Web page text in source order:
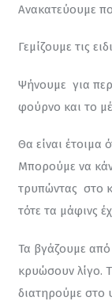
Ανακατεύουμε
Γεμίζουμε τις
Ψήνουμε  για
φούρνο και το
Θα είναι έτοιμα
Μπορούμε να
τρυπώντας  στο
τότε τα μάφινς
Τα βγάζουμε
κρυώσουν λίγο.
διατηρούμε στο